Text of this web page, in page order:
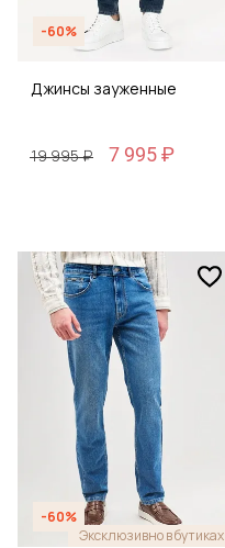
-60%
Джинсы зауженные
19 995 ₽ 7 995 ₽
-60%
Эксклюзивно в бутиках